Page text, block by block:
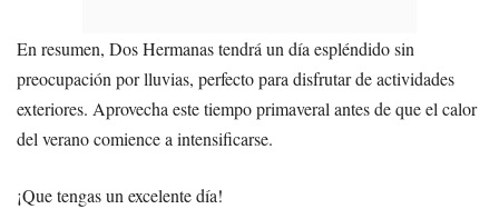
En resumen, Dos Hermanas tendrá un día espléndido sin
preocupación por lluvias, perfecto para disfrutar de actividades
exteriores. Aprovecha este tiempo primaveral antes de que el calor
del verano comience a intensificarse.
¡Que tengas un excelente día!